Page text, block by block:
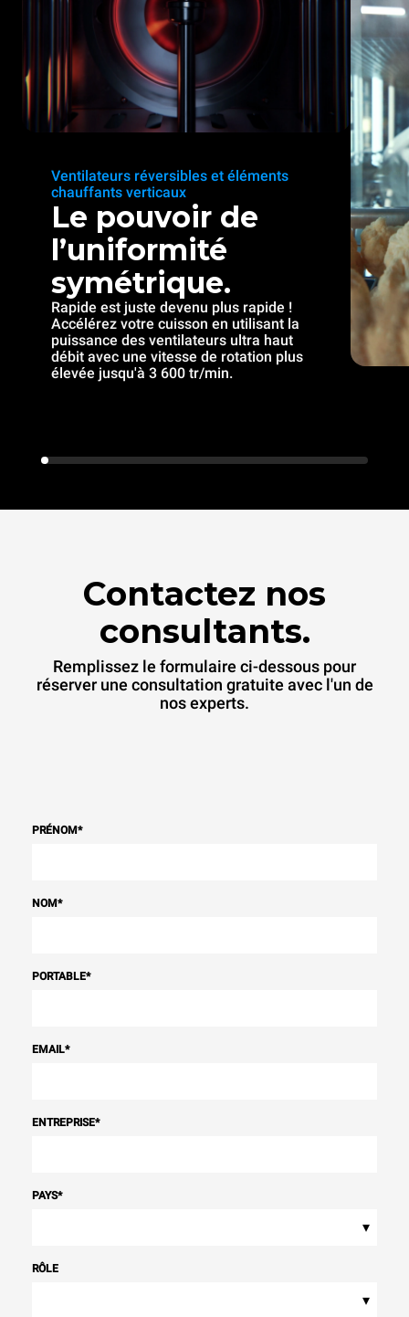
Ventilateurs réversibles et éléments
chauffants verticaux
Le pouvoir de
l’uniformité
symétrique.
Rapide est juste devenu plus rapide !
Accélérez votre cuisson en utilisant la
puissance des ventilateurs ultra haut
débit avec une vitesse de rotation plus
élevée jusqu'à 3 600 tr/min.
Contactez nos
consultants.
Remplissez le formulaire ci-dessous pour
réserver une consultation gratuite avec l'un de
nos experts.
PRÉNOM*
NOM*
PORTABLE*
EMAIL*
ENTREPRISE*
PAYS*
▾
RÔLE
▾